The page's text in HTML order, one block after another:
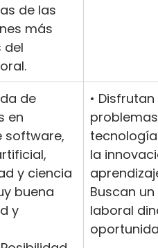
de las
más
del
de
en
software,
y ciencia
buena
y
•
la
Buscan
laboral